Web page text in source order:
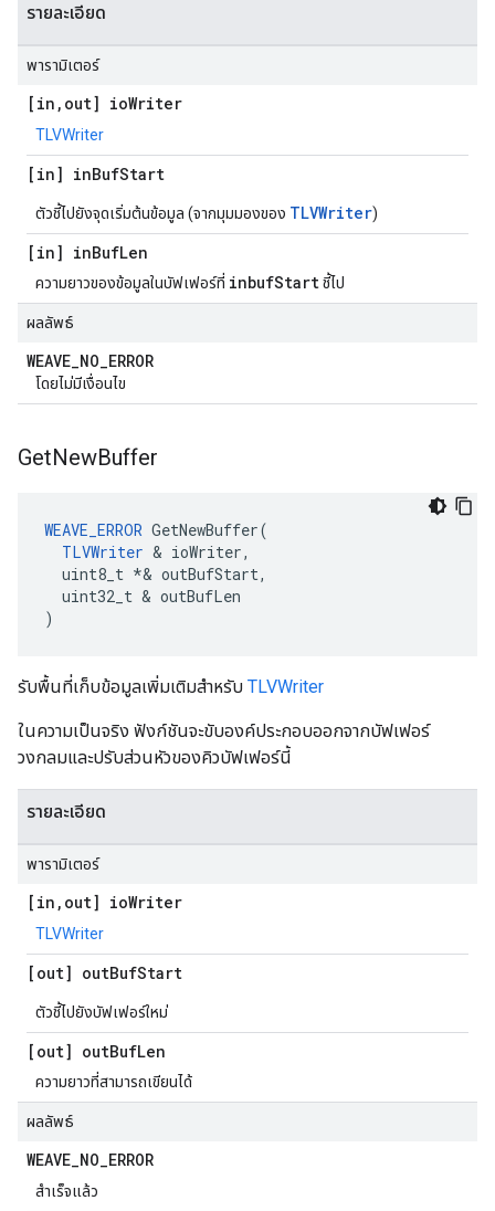
รายละเอียด
พารามิเตอร์
[in , out] ioWriter
TLVWriter
[in] inBufStart
ตัวชี้ไปยังจุดเริ่มต้นข้อมูล (จากมุมมองของ TLVWriter)
[in] inBufLen
ความยาวของข้อมูลในบัฟเฟอร์ที่ inbufStartชี้ไป
ผลลัพธ์
WEAVE_NO_ERROR
โดยไม่มีเงื่อนไข
GetNewBuffer
WEAVE_ERROR GetNewBuffer(
TLVWriter & ioWriter,
  uint8_t *& outBufStart,
  uint32_t & outBufLen
)
รับพื้นที่เก็บข้อมูลเพิ่มเติมสำหรับ TLVWriter
ในความเป็นจริง ฟังก์ชันจะขับองค์ประกอบออกจากบัฟเฟอร์
วงกลมและปรับส่วนหัวของคิวบัฟเฟอร์นี้
รายละเอียด
พารามิเตอร์
[in , out] ioWriter
TLVWriter
[out] outBufStart
ตัวชี้ไปยังบัฟเฟอร์ใหม่
[out] outBufLen
ความยาวที่สามารถเขียนได้
ผลลัพธ์
WEAVE_NO_ERROR
สำเร็จแล้ว